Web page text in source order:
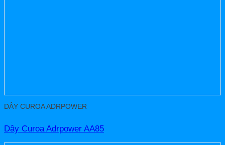
DÂY CUROA ADRPOWER
Dây Curoa Adrpower AA85